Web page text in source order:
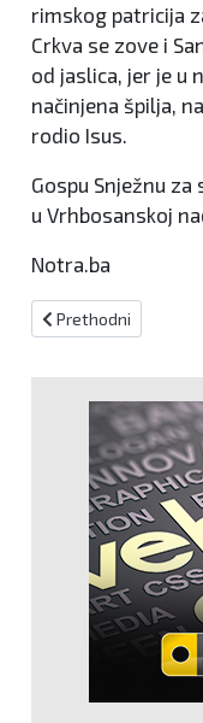
rimskog patricija
Crkva se zove i
od jaslica, jer je u
načinjena špilja,
rodio Isus.
Gospu Snježnu
u Vrhbosanskoj
Notra.ba
Prethodni članak:
Prethodni